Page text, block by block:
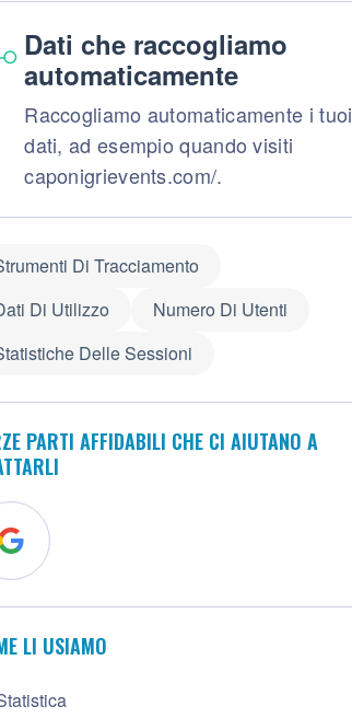
Dati che raccogliamo
automaticamente
Raccogliamo automaticamente i tuoi
dati, ad esempio quando visiti
caponigrievents.com/.
Di Tracciamento
Di Utilizzo
Numero Di Utenti
Delle Sessioni
PARTI AFFIDABILI CHE CI AIUTANO A
LI USIAMO